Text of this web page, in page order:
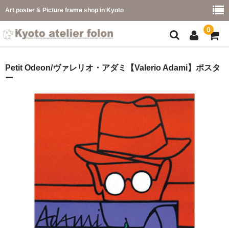
Art poster & Picture frame shop in Kyoto
0
カラー別
こどもさくひんフレーム
幅広マット付額縁フレーム-展覧会などに-
Petit Odeon/ヴァレリオ・アダミ【Valerio Adami】ポスタ
ー